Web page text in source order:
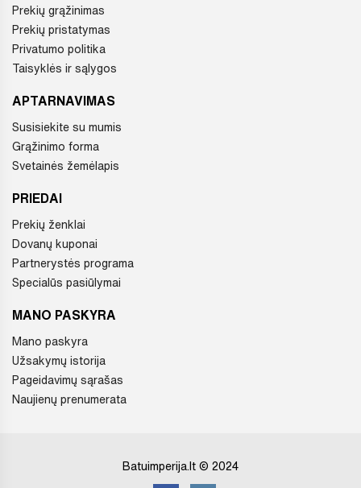
Prekių grąžinimas
Prekių pristatymas
Privatumo politika
Taisyklės ir sąlygos
APTARNAVIMAS
Susisiekite su mumis
Grąžinimo forma
Svetainės žemėlapis
PRIEDAI
Prekių ženklai
Dovanų kuponai
Partnerystės programa
Specialūs pasiūlymai
MANO PASKYRA
Mano paskyra
Užsakymų istorija
Pageidavimų sąrašas
Naujienų prenumerata
Batuimperija.lt © 2024